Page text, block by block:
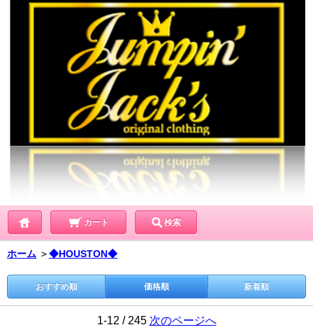
カート 検索
ホーム ＞◆HOUSTON◆
おすすめ順 価格順 新着順
1-12 / 245 次のページへ